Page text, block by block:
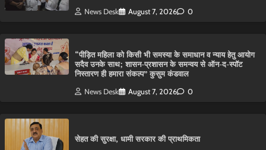
News Desk August 7, 2026 0
“पीड़ित महिला को किसी भी समस्या के समाधान व न्याय हेतु आयोग
सदैव उनके साथ; शासन-प्रशासन के समन्वय से ऑन-द-स्पॉट
निस्तारण ही हमारा संकल्प” कुसुम कंडवाल
News Desk August 7, 2026 0
सेहत की सुरक्षा, धामी सरकार की प्राथमिकता